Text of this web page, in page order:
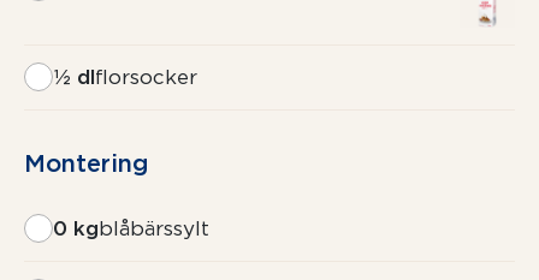
½ dlflorsocker
Montering
0 kgblåbärssylt